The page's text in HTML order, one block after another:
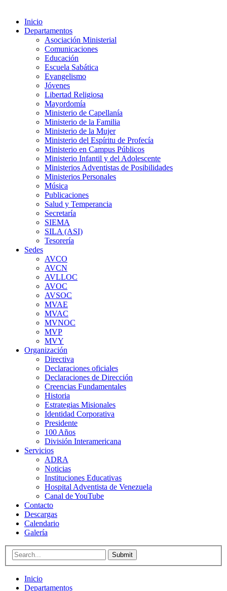
Inicio
Departamentos
Asociación Ministerial
Comunicaciones
Educación
Escuela Sabática
Evangelismo
Jóvenes
Libertad Religiosa
Mayordomía
Ministerio de Capellanía
Ministerio de la Familia
Ministerio de la Mujer
Ministerio del Espíritu de Profecía
Ministerio en Campus Públicos
Ministerio Infantil y del Adolescente
Ministerios Adventistas de Posibilidades
Ministerios Personales
Música
Publicaciones
Salud y Temperancia
Secretaría
SIEMA
SILA (ASI)
Tesorería
Sedes
AVCO
AVCN
AVLLOC
AVOC
AVSOC
MVAE
MVAC
MVNOC
MVP
MVY
Organización
Directiva
Declaraciones oficiales
Declaraciones de Dirección
Creencias Fundamentales
Historia
Estrategias Misionales
Identidad Corporativa
Presidente
100 Años
División Interamericana
Servicios
ADRA
Noticias
Instituciones Educativas
Hospital Adventista de Venezuela
Canal de YouTube
Contacto
Descargas
Calendario
Galería
Submit
Inicio
Departamentos